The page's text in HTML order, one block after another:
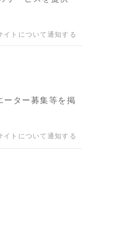
イトについて通知する
ーター募集等を掲
イトについて通知する